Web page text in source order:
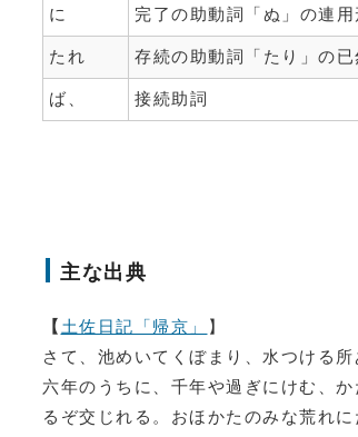
に 完了の助動詞「ぬ」の連用
たれ 存続の助動詞「たり」の已
ば、 接続助詞
主な出典
【 土佐日記「帰京」
】
さて、池めいてくぼまり、水つける
六年のうちに、千年や過ぎにけむ、
るぞ交じれる。おほかたのみな荒れ